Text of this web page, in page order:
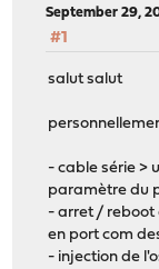
September 29,
#1
salut salut
- cable série >
paramètre du
- arret / reboot
en port com
- injection de